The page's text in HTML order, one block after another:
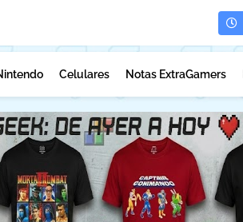
Celulares Notas ExtraGamers